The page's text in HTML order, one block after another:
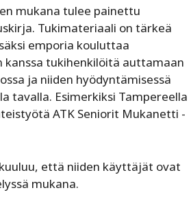
mukana tulee painettu
Tukimateriaali on tärkeä
emporia kouluttaa
tukihenkilöitä auttamaan
ja niiden hyödyntämisessä
tavalla. Esimerkiksi Tampereella
ATK Seniorit Mukanetti -
että niiden käyttäjät ovat
mukana.